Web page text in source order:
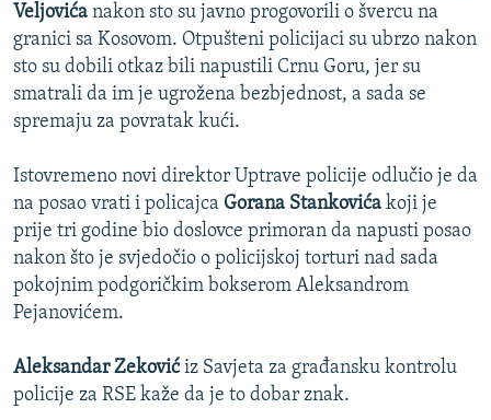
Veljovića nakon sto su javno progovorili o švercu na
granici sa Kosovom. Otpušteni policijaci su ubrzo nakon
sto su dobili otkaz bili napustili Crnu Goru, jer su
smatrali da im je ugrožena bezbjednost, a sada se
spremaju za povratak kući.
Istovremeno novi direktor Uptrave policije odlučio je da
na posao vrati i policajca Gorana Stankovića koji je
prije tri godine bio doslovce primoran da napusti posao
nakon što je svjedočio o policijskoj torturi nad sada
pokojnim podgoričkim bokserom Aleksandrom
Pejanovićem.
Aleksandar Zekovićiz Savjeta za građansku kontrolu
policije za RSE kaže da je to dobar znak.